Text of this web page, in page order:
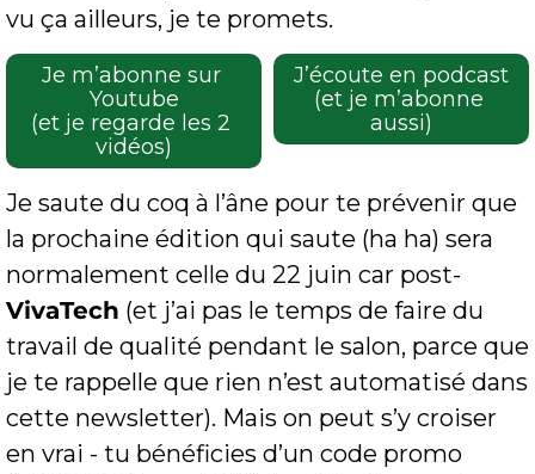
vu ça ailleurs, je te promets.
Je m’abonne sur
Youtube
(et je regarde les 2
vidéos)
J’écoute en podcast
(et je m’abonne
aussi)
Je saute du coq à l’âne pour te prévenir que
la prochaine édition qui saute (ha ha) sera
normalement celle du 22 juin car post-
VivaTech (et j’ai pas le temps de faire du
travail de qualité pendant le salon, parce que
je te rappelle que rien n’est automatisé dans
cette newsletter). Mais on peut s’y croiser
en vrai - tu bénéficies d’un code promo